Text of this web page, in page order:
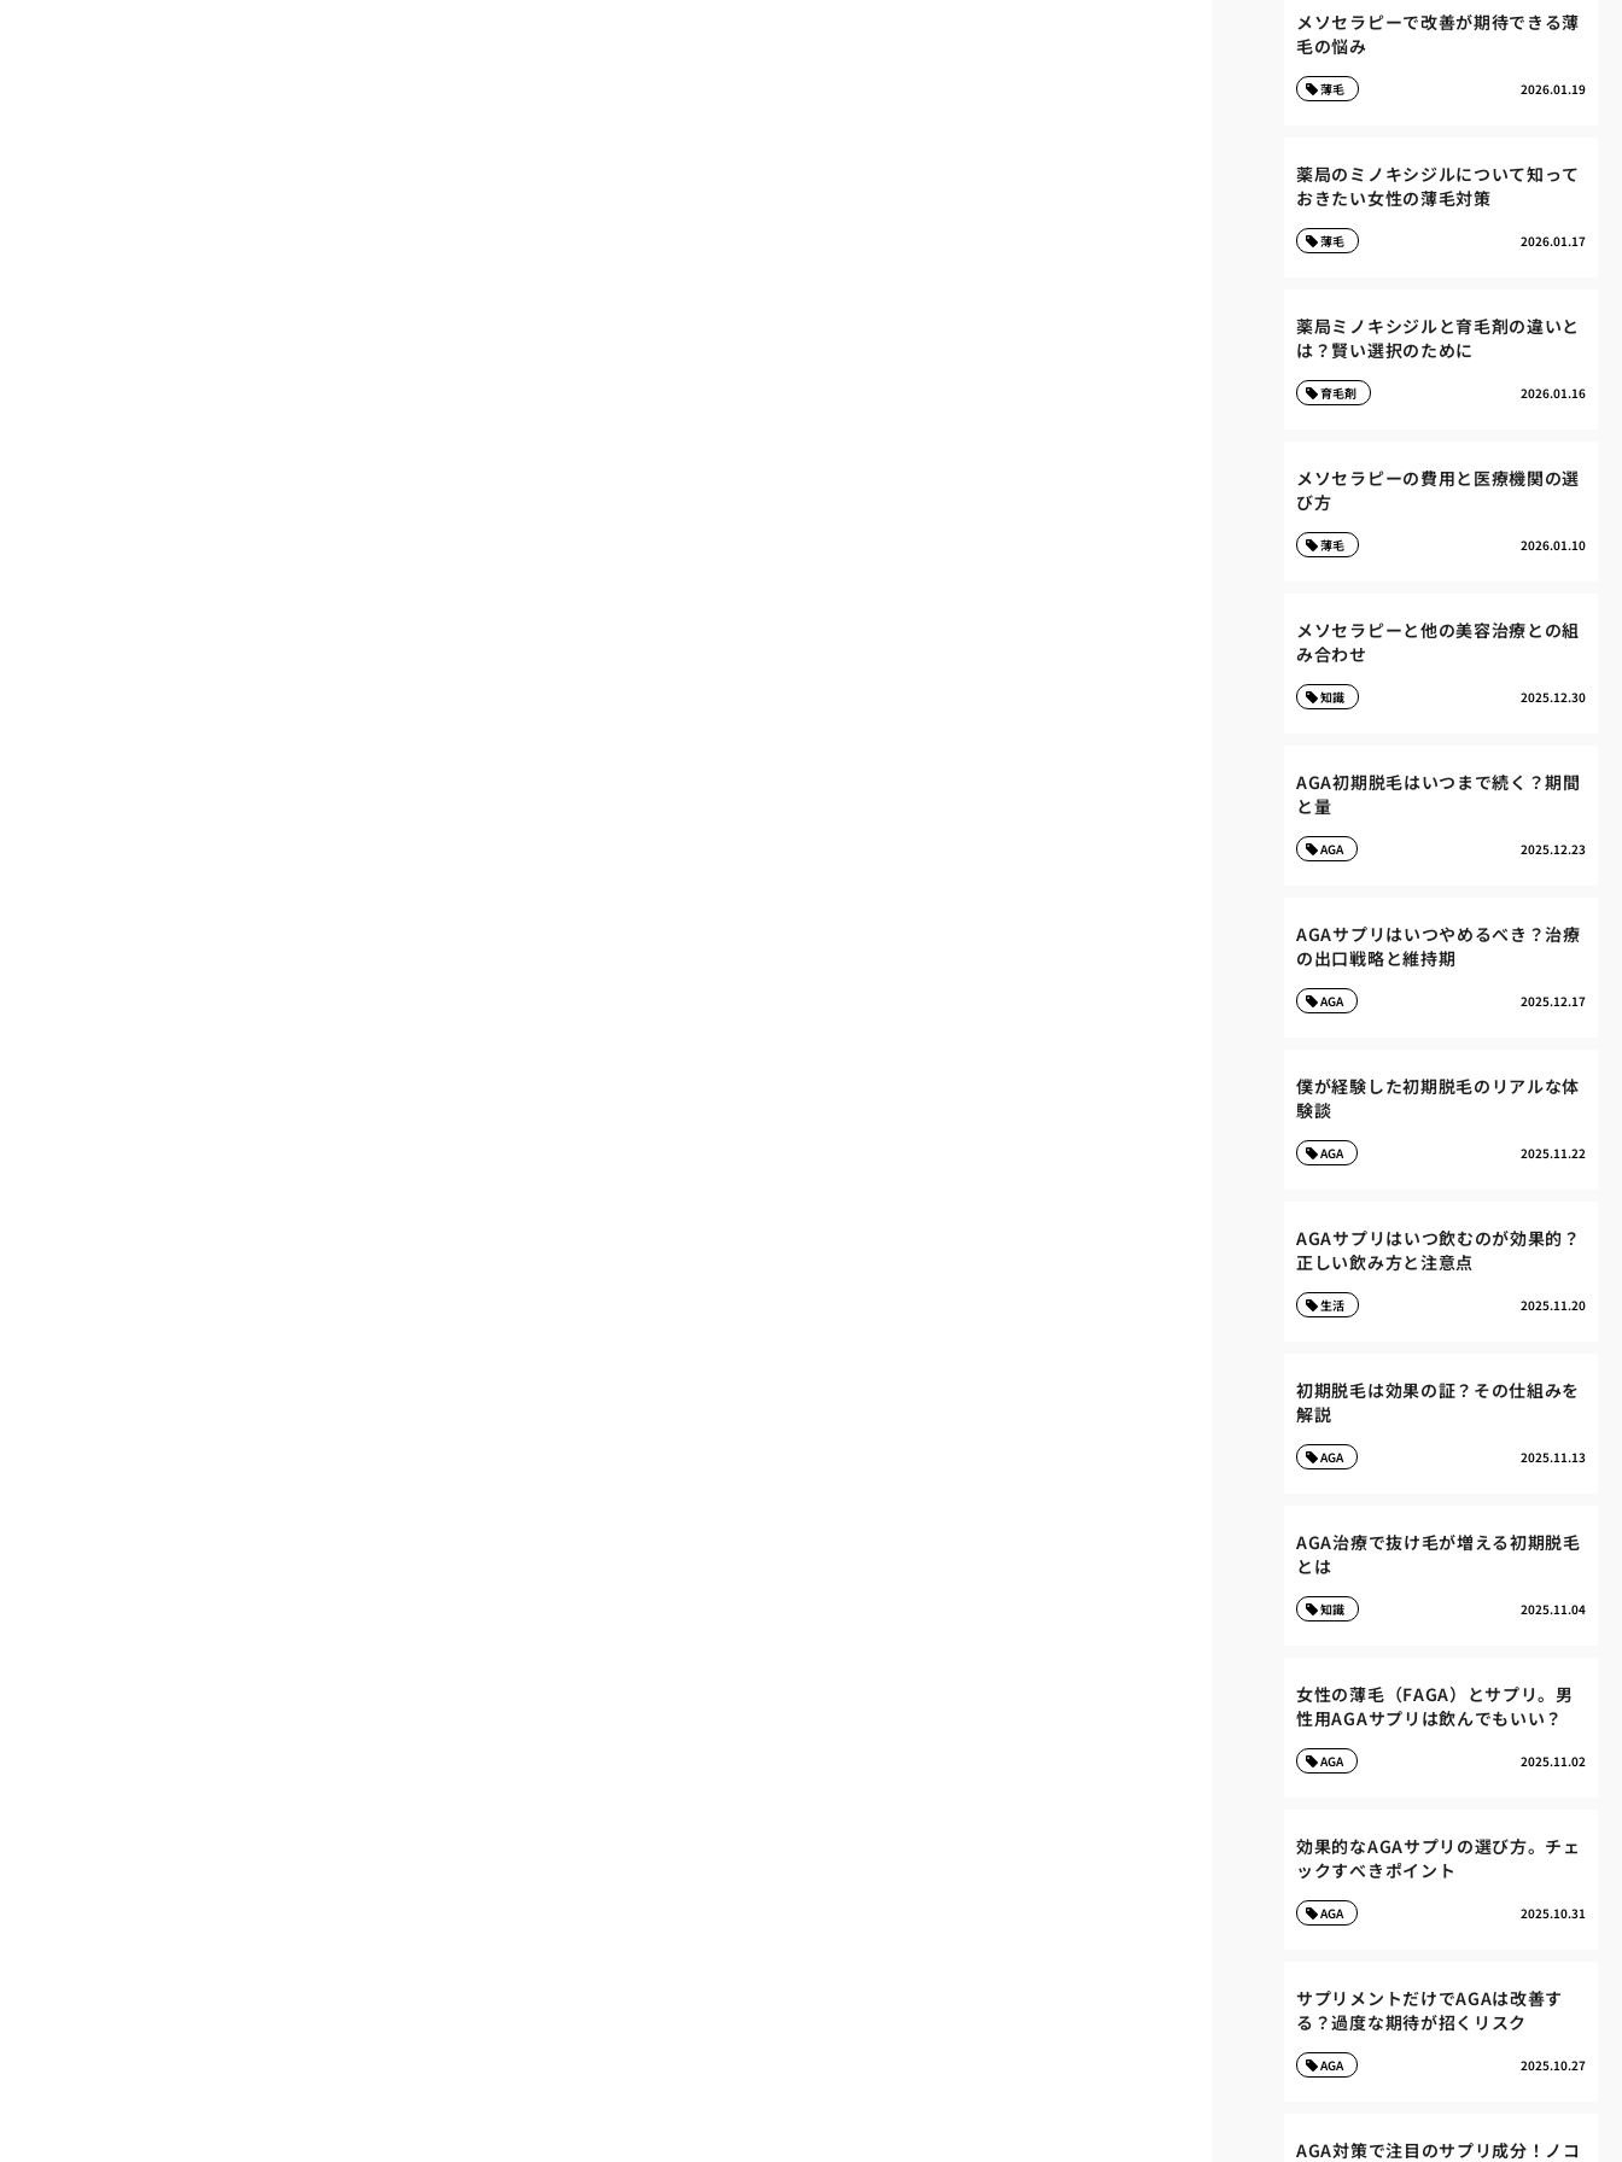
メソセラピーで改善が期待できる薄
毛の悩み
2026.01.19
薄毛
薬局のミノキシジルについて知って
おきたい女性の薄毛対策
2026.01.17
薄毛
薬局ミノキシジルと育毛剤の違いと
は？賢い選択のために
2026.01.16
育毛剤
メソセラピーの費用と医療機関の選
び方
2026.01.10
薄毛
メソセラピーと他の美容治療との組
み合わせ
2025.12.30
知識
AGA初期脱毛はいつまで続く？期間
と量
2025.12.23
AGA
AGAサプリはいつやめるべき？治療
の出口戦略と維持期
2025.12.17
AGA
僕が経験した初期脱毛のリアルな体
験談
2025.11.22
AGA
AGAサプリはいつ飲むのが効果的？
正しい飲み方と注意点
2025.11.20
生活
初期脱毛は効果の証？その仕組みを
解説
2025.11.13
AGA
AGA治療で抜け毛が増える初期脱毛
とは
2025.11.04
知識
女性の薄毛（FAGA）とサプリ。男
性用AGAサプリは飲んでもいい？
2025.11.02
AGA
効果的なAGAサプリの選び方。チェ
ックすべきポイント
2025.10.31
AGA
サプリメントだけでAGAは改善す
る？過度な期待が招くリスク
2025.10.27
AGA
AGA対策で注目のサプリ成分！ノコ